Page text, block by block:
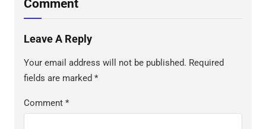
Comment
Leave A Reply
Your email address will not be published. Required
fields are marked *
Comment *